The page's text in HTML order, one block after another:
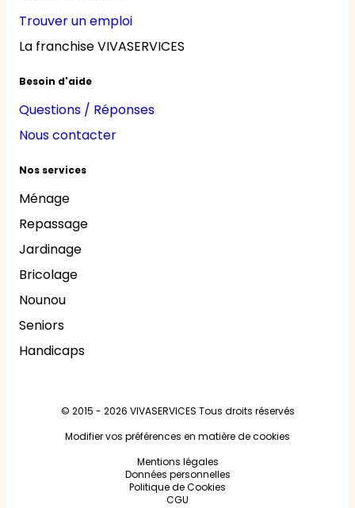
Trouver un emploi
La franchise VIVASERVICES
Besoin d'aide
Questions / Réponses
Nous contacter
Nos services
Ménage
Repassage
Jardinage
Bricolage
Nounou
Seniors
Handicaps
© 2015 - 2026 VIVASERVICES Tous droits réservés
Modifier vos préférences en matière de cookies
Mentions légales
Données personnelles
Politique de Cookies
CGU